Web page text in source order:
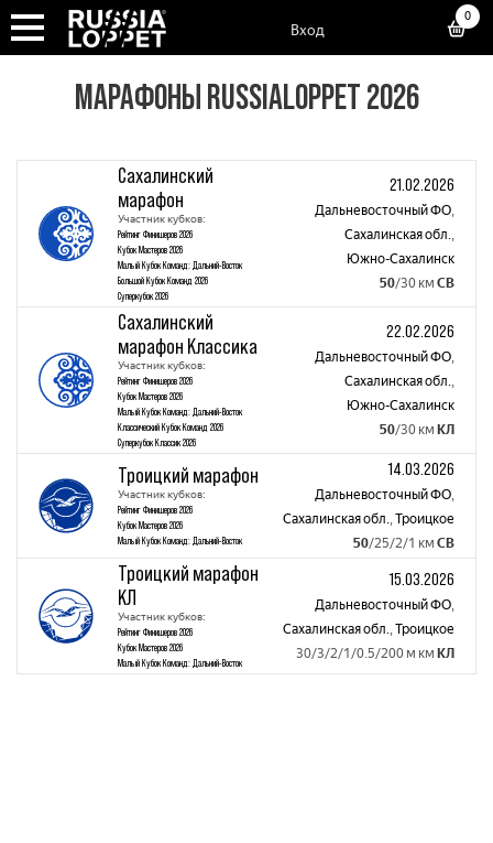
Вход
0
МАРАФОНЫ RUSSIALOPPET 2026
Сахалинский
марафон
Участник кубков:
Рейтинг Финишеров 2026
Кубок Мастеров 2026
Малый Кубок Команд: Дальний-Восток
Большой Кубок Команд 2026
Суперкубок 2026
21.02.2026
Дальневосточный ФО,
Сахалинская обл.,
Южно-Сахалинск
50/30 км СВ
Сахалинский
марафон Классика
Участник кубков:
Рейтинг Финишеров 2026
Кубок Мастеров 2026
Малый Кубок Команд: Дальний-Восток
Классический Кубок Команд 2026
Суперкубок Классик 2026
22.02.2026
Дальневосточный ФО,
Сахалинская обл.,
Южно-Сахалинск
50/30 км КЛ
Троицкий марафон
Участник кубков:
Рейтинг Финишеров 2026
Кубок Мастеров 2026
Малый Кубок Команд: Дальний-Восток
14.03.2026
Дальневосточный ФО,
Сахалинская обл.,Троицкое
50/25/2/1 км СВ
Троицкий марафон
КЛ
Участник кубков:
Рейтинг Финишеров 2026
Кубок Мастеров 2026
Малый Кубок Команд: Дальний-Восток
15.03.2026
Дальневосточный ФО,
Сахалинская обл.,Троицкое
30/3/2/1/0.5/200 м км КЛ